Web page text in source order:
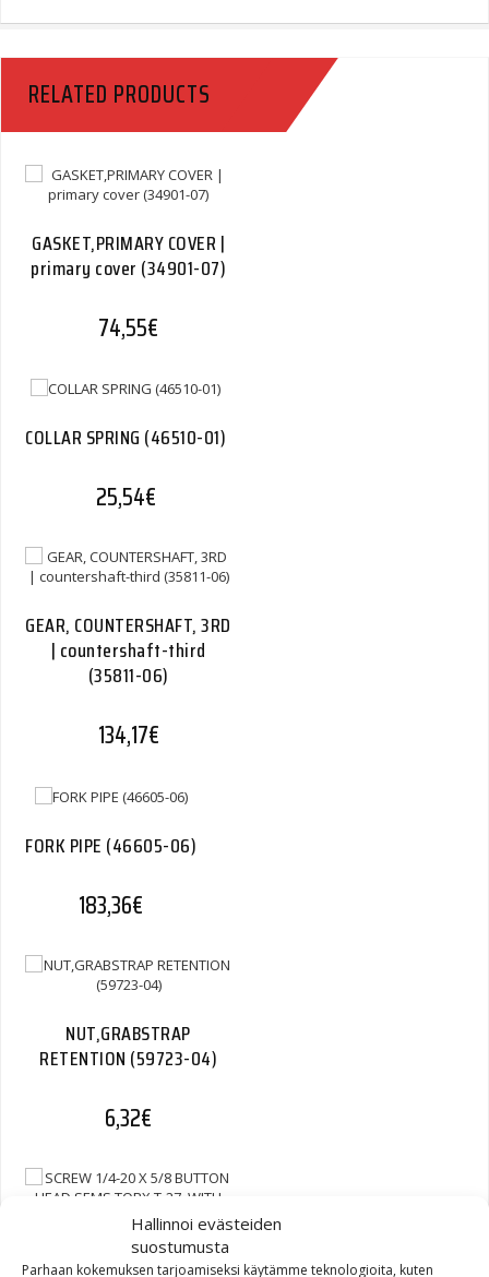
Hallinnoi evästeiden
suostumusta
Parhaan kokemuksen tarjoamiseksi käytämme teknologioita, kuten
RELATED PRODUCTS
GASKET,PRIMARY COVER |
primary cover (34901-07)
74,55€
COLLAR SPRING (46510-01)
25,54€
GEAR, COUNTERSHAFT, 3RD
| countershaft-third
(35811-06)
134,17€
FORK PIPE (46605-06)
183,36€
NUT,GRABSTRAP
RETENTION (59723-04)
6,32€
SCREW 1/4-20 X 5/8